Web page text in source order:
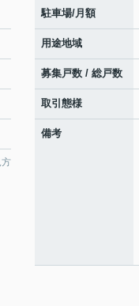
駐車場/月額
用途地域
募集戸数 / 総戸数
取引態様
備考